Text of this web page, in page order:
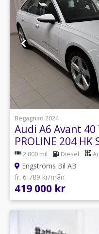
Begagnad 2024
Audi A6 Avant 40
PROLINE 204 HK
2 800 mil Diesel
Engströms Bil AB
fr. 6 789 kr/mån
419 000 kr